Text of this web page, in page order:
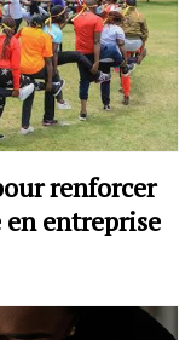
renforcer
entreprise